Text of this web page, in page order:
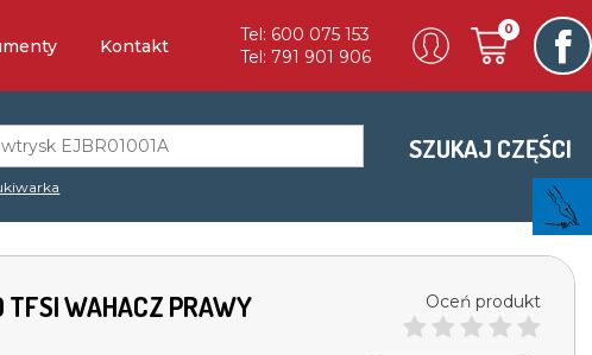
Kontakt
Tel: 600 075 153
Tel: 791 901 906
0
SZUKAJ CZĘŚCI
TFSI WAHACZ PRAWY
Oceń produkt